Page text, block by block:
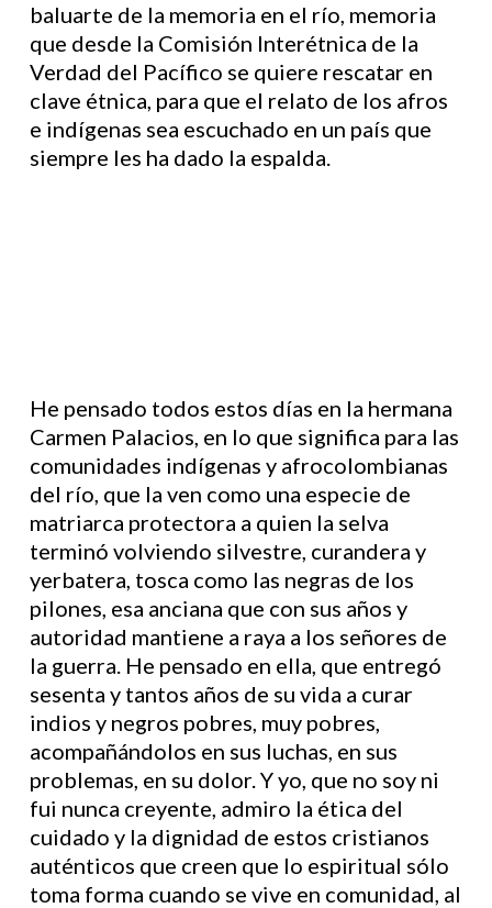
baluarte de la memoria en el río, memoria
que desde la Comisión Interétnica de la
Verdad del Pacífico se quiere rescatar en
clave étnica, para que el relato de los afros
e indígenas sea escuchado en un país que
siempre les ha dado la espalda.
He pensado todos estos días en la hermana
Carmen Palacios, en lo que significa para las
comunidades indígenas y afrocolombianas
del río, que la ven como una especie de
matriarca protectora a quien la selva
terminó volviendo silvestre, curandera y
yerbatera, tosca como las negras de los
pilones, esa anciana que con sus años y
autoridad mantiene a raya a los señores de
la guerra. He pensado en ella, que entregó
sesenta y tantos años de su vida a curar
indios y negros pobres, muy pobres,
acompañándolos en sus luchas, en sus
problemas, en su dolor. Y yo, que no soy ni
fui nunca creyente, admiro la ética del
cuidado y la dignidad de estos cristianos
auténticos que creen que lo espiritual sólo
toma forma cuando se vive en comunidad, al